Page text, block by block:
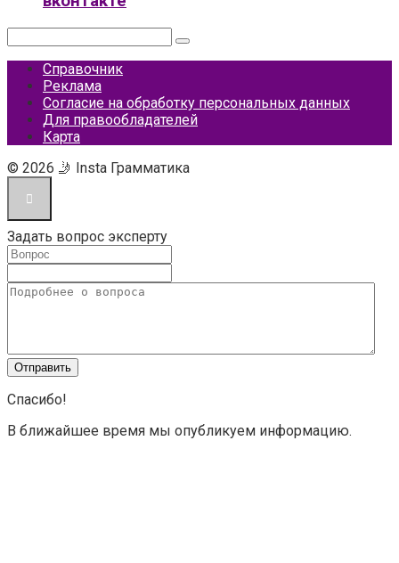
Справочник
Реклама
Согласие на обработку персональных данных
Для правообладателей
Карта
© 2026 🤳 Insta Грамматика
Задать вопрос эксперту
Спасибо!
В ближайшее время мы опубликуем информацию.